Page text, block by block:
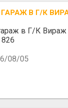
В Г/К
в Г/К Вираж
08/05